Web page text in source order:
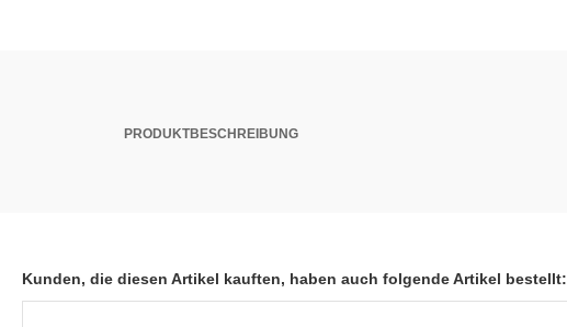
PRODUKTBESCHREIBUNG
Kunden, die diesen Artikel kauften, haben auch folgende Artikel bestellt: